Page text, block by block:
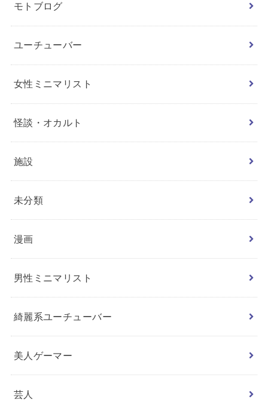
モトブログ
ユーチューバー
女性ミニマリスト
怪談・オカルト
施設
未分類
漫画
男性ミニマリスト
綺麗系ユーチューバー
美人ゲーマー
芸人